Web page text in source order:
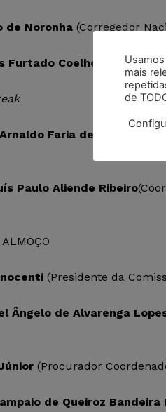
de Noronha (Corregedor
Furtado Coelho (ex-
Faria de Sá
Paulo Aliende Ribeiro
(Presidente da
Ângelo de Alvarenga
(Procurador
de Queiroz Bandeira
mais
de